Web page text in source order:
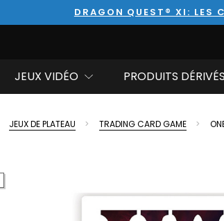
DRAGON QUEST® XI: LES
JEUX VIDÉO PRODUITS DÉRIVÉS
JEUX DE PLATEAU TRADING CARD GAME